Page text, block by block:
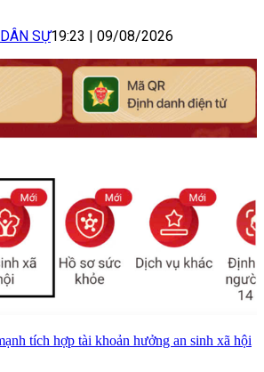
SỰ19:23 09/08/2026
tích hợp tài khoản hưởng an sinh xã hội